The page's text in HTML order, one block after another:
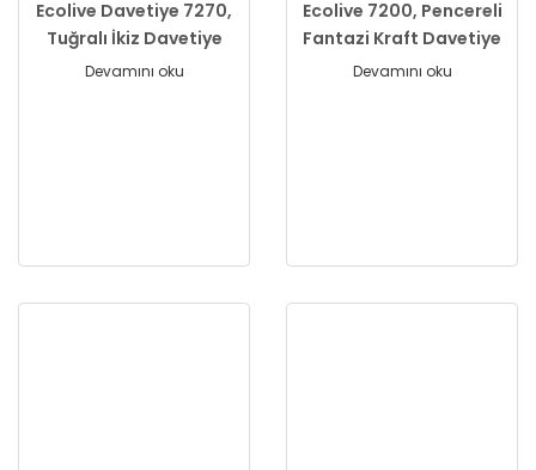
Ecolive Davetiye 7270,
Tuğralı İkiz Davetiye
Devamını oku
Ecolive 7200, Pencereli
Fantazi Kraft Davetiye
Devamını oku